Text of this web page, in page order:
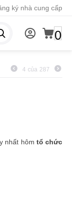
ký nhà cung cấp
0
4 của 287
nhất hôm tổ chức